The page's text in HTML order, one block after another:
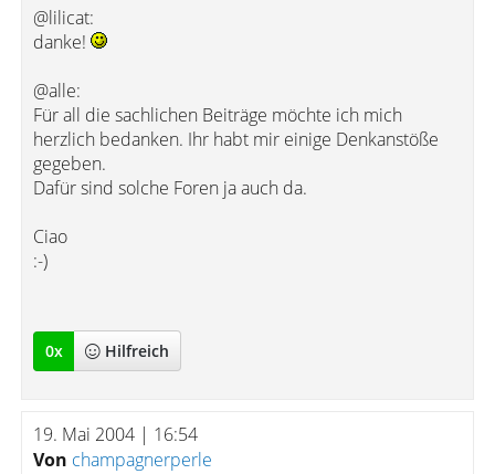
@lilicat:
danke!
@alle:
Für all die sachlichen Beiträge möchte ich mich
herzlich bedanken. Ihr habt mir einige Denkanstöße
gegeben.
Dafür sind solche Foren ja auch da.
Ciao
:-)
0x Hilfreich
19. Mai 2004 | 16:54
Von champagnerperle